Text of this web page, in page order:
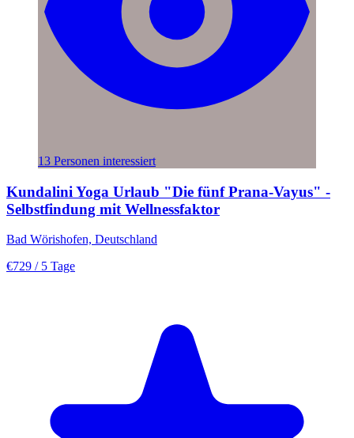
13 Personen interessiert
Kundalini Yoga Urlaub "Die fünf Prana-Vayus" -
Selbstfindung mit Wellnessfaktor
Bad Wörishofen, Deutschland
€729 / 5 Tage